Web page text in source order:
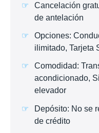
Cancelación
de antelación
Opciones:
ilimitado, Tarjeta
Comodidad:
acondicionado,
elevador
Depósito: No se
de crédito